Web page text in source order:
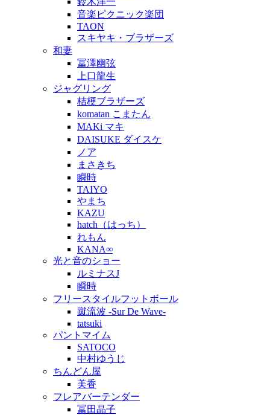
音楽ピクニック楽団
TAON
スキヤキ・ブラザーズ
和妻
冨澤幽弦
上口龍生
ジャグリング
桔梗ブラザーズ
komatan こまたん
MAKi マキ
DAISUKE ダイスケ
ノア
まさきち
瞬時
TAIYO
やまち
KAZU
hatch（はっち）
れもん
KANA∞
光と音のショー
ルミナスJ
瞬時
フリースタイルフットボール
蹴流波 -Sur De Wave-
tatsuki
パントマイム
SATOCO
中村ゆうじ
ちんどん屋
美香
フレアバーテンダー
冨田晶子